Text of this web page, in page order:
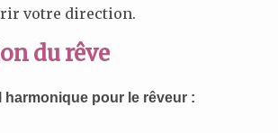
votre direction.
du rêve
harmonique pour le rêveur :